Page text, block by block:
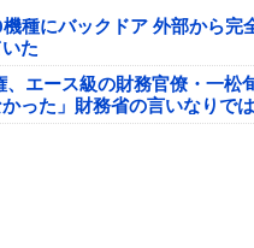
種にバックドア 外部から完
た
、エース級の財務官僚・一松
かった」財務省の言いなりで